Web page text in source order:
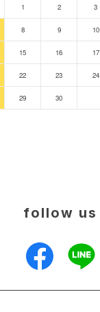
1 2 3
8 9 10
15 16 17
22 23 24
29 30
follow us